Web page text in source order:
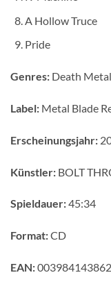
A Hollow Truce
Pride
Genres: Death Metal
Label: Metal Blade
Erscheinungsjahr:
Künstler: BOLT
Spieldauer:45:34
Format:CD
EAN: